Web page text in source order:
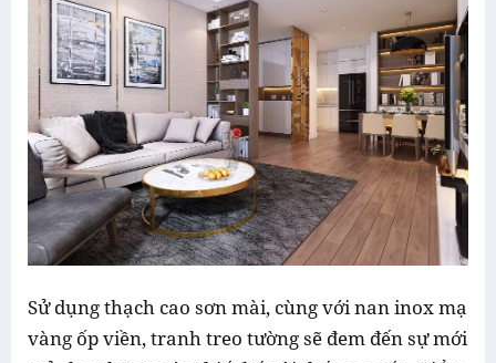
Sử dụng thạch cao sơn mài, cùng với nan inox mạ
vàng ốp viền, tranh treo tường sẽ đem đến sự mới